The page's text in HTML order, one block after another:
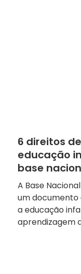
6 direitos
educação
base
A Base
um
a educação
aprendizagem